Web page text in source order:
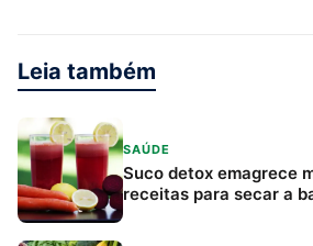
Leia também
SAÚDE
Suco detox emagrece
receitas para secar a